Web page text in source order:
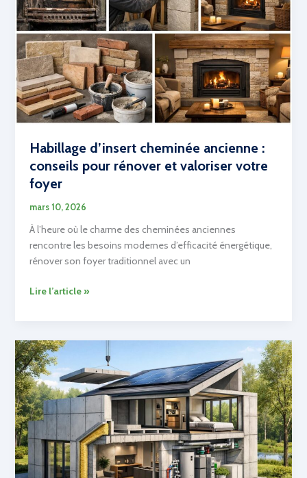
Habillage d’insert cheminée ancienne :
conseils pour rénover et valoriser votre
foyer
mars 10, 2026
À l’heure où le charme des cheminées anciennes
rencontre les besoins modernes d’efficacité énergétique,
rénover son foyer traditionnel avec un
Habillage
ancienne
:
conseils
pour
rénover
et
valoriser
votre
foyer
Lire l’article »